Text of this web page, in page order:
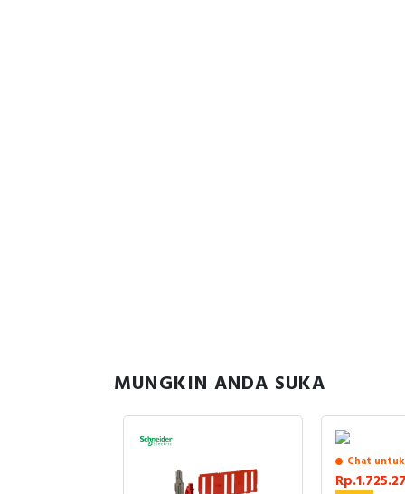
MUNGKIN ANDA SUKA
Chat